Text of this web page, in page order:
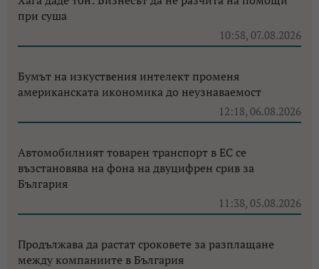
при суша
10:58, 07.08.2026
Бумът на изкуствения интелект променя
американската икономика до неузнаваемост
12:18, 06.08.2026
Автомобилният товарен транспорт в ЕС се
възстановява на фона на двуцифрен срив за
България
11:38, 05.08.2026
Продължава да растат сроковете за разплащане
между компаниите в България